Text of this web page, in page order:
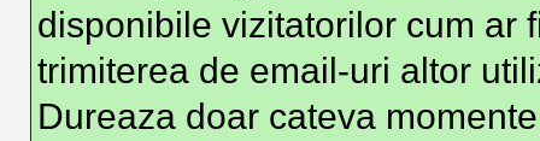
disponibile vizitatorilor cum ar
trimiterea de email-uri altor
Dureaza doar cateva